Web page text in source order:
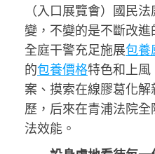
（入口展覽會）國民
變，不變的是不斷改
全庭干警充足施展包養
的包養價格特色和上
案、摸索在線膠葛化
歷，后來在青浦法院
法效能。